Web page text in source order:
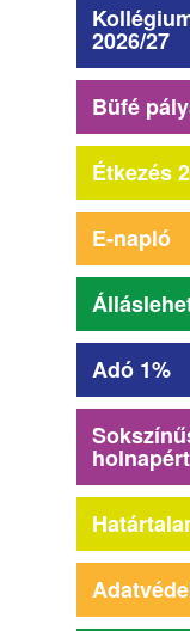
2026/27
Büfé
Étkezés
E-napló
Adó 1%